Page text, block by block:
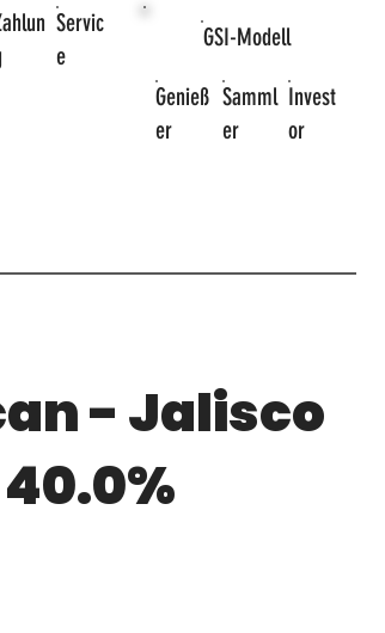
Invest
or
Samml
er
Genieß
er
GSI-Modell
Servic
e
- Jalisco